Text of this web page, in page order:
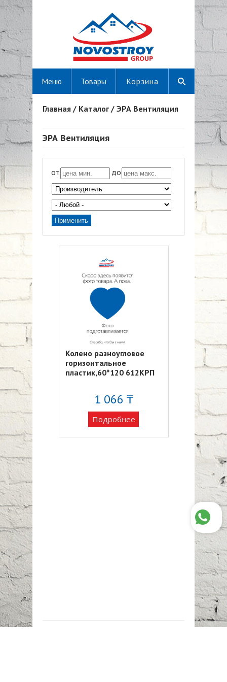
Корзина
Меню Товары
Вы здесь
Главная / Каталог / ЭРА Вентиляция
ЭРА Вентиляция
от до
Колено разноугловое
горизонтальное
пластик,60*120 612КРП
1 066 ₸
Подробнее